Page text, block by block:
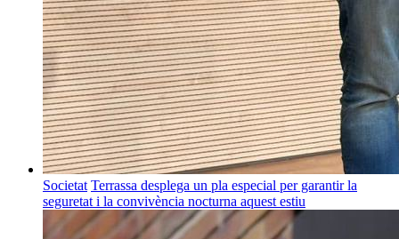
Societat Terrassa desplega un pla especial per garantir la
seguretat i la convivència nocturna aquest estiu